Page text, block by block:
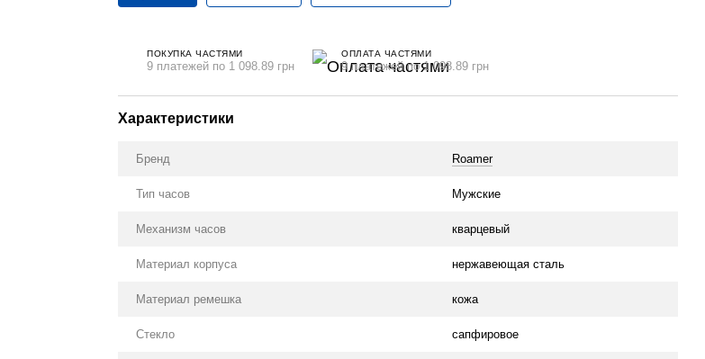
ПОКУПКА ЧАСТЯМИ
9 платежей по 1 098.89 грн
ОПЛАТА ЧАСТЯМИ
9 платежей по 1 098.89 грн
Характеристики
Бренд Roamer
Тип часов Мужские
Механизм часов кварцевый
Материал корпуса нержавеющая сталь
Материал ремешка кожа
Стекло сапфировое